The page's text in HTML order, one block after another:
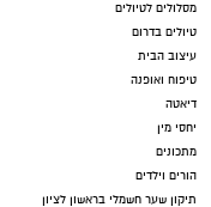
מסלולים לטיולים
טיולים בדרום
עיצוב הבית
טיפוח ואופנה
דיאטה
יחסי מין
מתכונים
הורים וילדים
תיקון שער חשמלי בראשון לציון